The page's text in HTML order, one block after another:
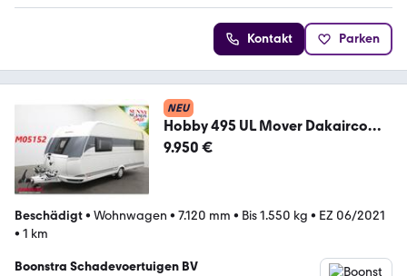
Kontakt Parken
NEU
Hobby 495 UL Mover Dakairco
Luifel Fietsendrager Singl
9.950 €
Beschädigt• Wohnwagen • 7.120 mm • Bis 1.550 kg • EZ 06/2021
• 1 km
Boonstra Schadevoertuigen BV